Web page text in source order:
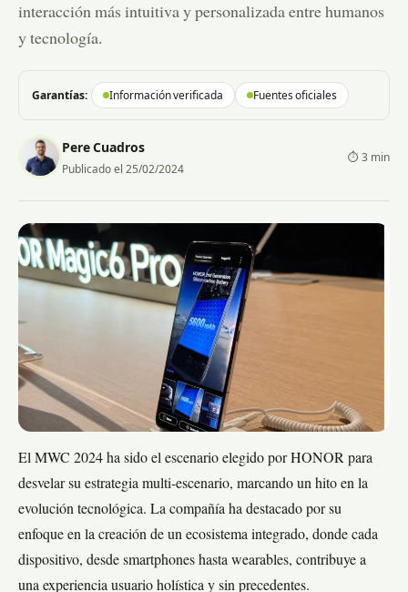
interacción más intuitiva y personalizada entre humanos
y tecnología.
Garantías: Información verificada Fuentes oficiales
Pere Cuadros
Publicado el 25/02/2024
⏱ 3 min
El MWC 2024 ha sido el escenario elegido por HONOR para
desvelar su estrategia multi-escenario, marcando un hito en la
evolución tecnológica. La compañía ha destacado por su
enfoque en la creación de un ecosistema integrado, donde cada
dispositivo, desde smartphones hasta wearables, contribuye a
una experiencia usuario holística y sin precedentes.